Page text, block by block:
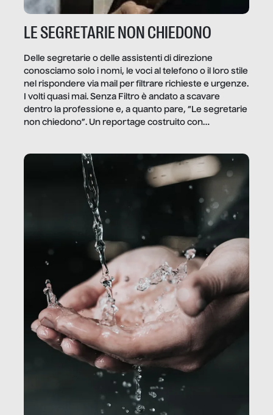
LE SEGRETARIE NON CHIEDONO
Delle segretarie o delle assistenti di direzione
conosciamo solo i nomi, le voci al telefono o il loro stile
nel rispondere via mail per filtrare richieste e urgenze.
I volti quasi mai. Senza Filtro è andato a scavare
dentro la professione e, a quanto pare, “Le segretarie
non chiedono”. Un reportage costruito con